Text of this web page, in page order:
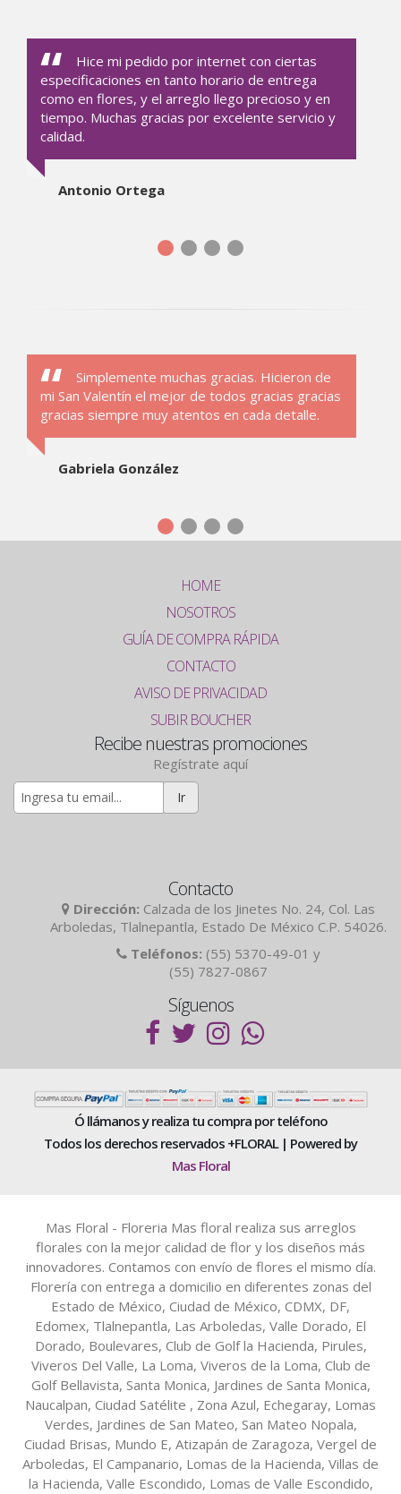
Hice mi pedido por internet con ciertas
especificaciones en tanto horario de entrega
como en flores, y el arreglo llego precioso y en
tiempo. Muchas gracias por excelente servicio y
calidad.
Antonio Ortega
Simplemente muchas gracias. Hicieron de
mi San Valentín el mejor de todos gracias gracias
gracias siempre muy atentos en cada detalle.
Gabriela González
HOME
NOSOTROS
GUÍA DE COMPRA RÁPIDA
CONTACTO
AVISO DE PRIVACIDAD
SUBIR BOUCHER
Recibe nuestras promociones
Regístrate aquí
Ir
Contacto
Dirección: Calzada de los Jinetes No. 24, Col. Las
Arboledas, Tlalnepantla, Estado De México C.P. 54026.
Teléfonos: (55) 5370-49-01 y
(55) 7827-0867
Síguenos
Ó llámanos y realiza tu compra por teléfono
Todos los derechos reservados +FLORAL | Powered by
Mas Floral
Mas Floral - Floreria Mas floral realiza sus arreglos
florales con la mejor calidad de flor y los diseños más
innovadores. Contamos con envío de flores el mismo día.
Florería con entrega a domicilio en diferentes zonas del
Estado de México, Ciudad de México, CDMX, DF,
Edomex, Tlalnepantla, Las Arboledas, Valle Dorado, El
Dorado, Boulevares, Club de Golf la Hacienda, Pirules,
Viveros Del Valle, La Loma, Viveros de la Loma, Club de
Golf Bellavista, Santa Monica, Jardines de Santa Monica,
Naucalpan, Ciudad Satélite , Zona Azul, Echegaray, Lomas
Verdes, Jardines de San Mateo, San Mateo Nopala,
Ciudad Brisas, Mundo E, Atizapán de Zaragoza, Vergel de
Arboledas, El Campanario, Lomas de la Hacienda, Villas de
la Hacienda, Valle Escondido, Lomas de Valle Escondido,